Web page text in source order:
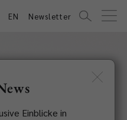
EN Newsletter
Einblicke in